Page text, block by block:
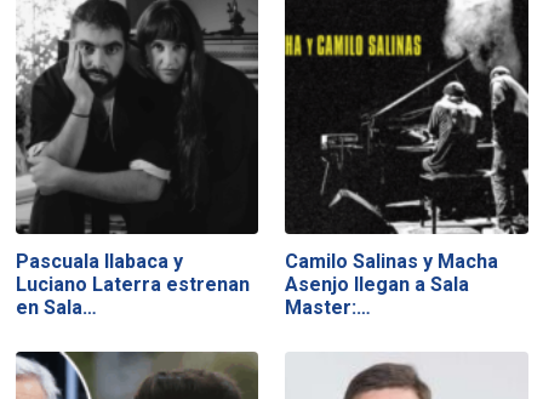
Pascuala Ilabaca y
Luciano Laterra estrenan
en Sala…
Camilo Salinas y Macha
Asenjo llegan a Sala
Master:…